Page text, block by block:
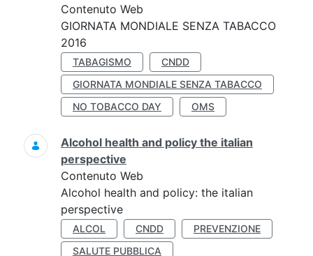
Contenuto Web
GIORNATA MONDIALE SENZA TABACCO
2016
TABAGISMO
CNDD
GIORNATA MONDIALE SENZA TABACCO
NO TOBACCO DAY
OMS
Alcohol health and policy the italian
perspective
Contenuto Web
Alcohol health and policy: the italian
perspective
ALCOL CNDD
PREVENZIONE
SALUTE PUBBLICA